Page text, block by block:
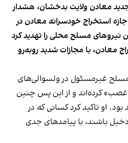
معادن ولایت بدخشان، هشدار
استخراج خودسرانه معادن در
نیروهای مسلح محلی را تهدید کرد
معادن، با مجازات شدید روبه‌رو
مسلح غیرمسئول در ولسوالی‌های
کرده‌اند و از این پس چنین
او تاکید کرد کسانی که در
باشند، با پیامدهای جدی